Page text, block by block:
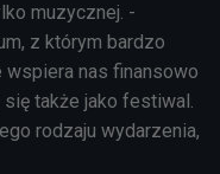
muzycznej. -
z którym bardzo
nas finansowo
się także jako festiwal.
rodzaju wydarzenia,